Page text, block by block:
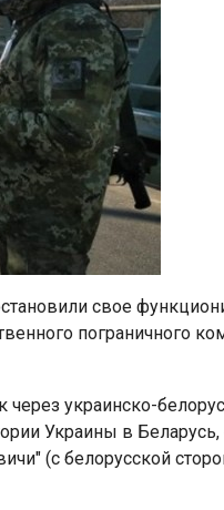
свое
пограничного
украинско-
Украины в Беларусь,
(с белорусской